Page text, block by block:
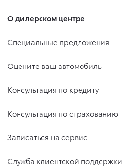
О дилерском центре
Специальные предложения
Оцените ваш автомобиль
Консультация по кредиту
Консультация по страхованию
Записаться на сервис
Служба клиентской поддержки